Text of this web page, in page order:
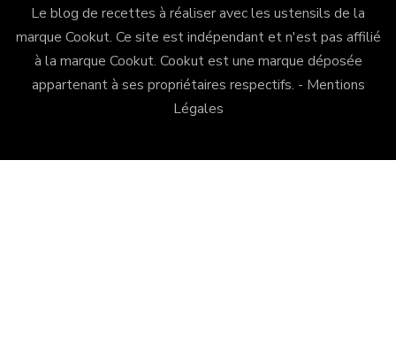
Le blog de recettes à réaliser avec les ustensils de la
marque Cookut. Ce site est indépendant et n'est pas affilié
à la marque Cookut. Cookutest une marque déposée
appartenant à ses propriétaires respectifs. - Mentions
Légales